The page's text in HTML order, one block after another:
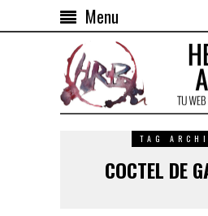
Menu
TAG
COCTEL DE